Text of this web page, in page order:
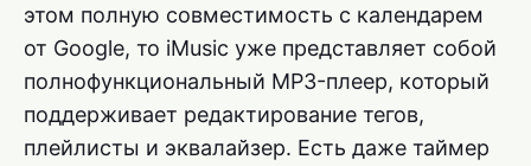
этом полную совместимость с календарем
от Google, то iMusic уже представляет собой
полнофункциональный MP3-плеер, который
поддерживает редактирование тегов,
плейлисты и эквалайзер. Есть даже таймер